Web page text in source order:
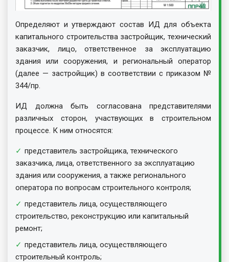
Определяют и утверждают состав ИД для объекта
капитального строительства застройщик, технический
заказчик, лицо, ответственное за эксплуатацию
здания или сооружения, и региональный оператор
(далее — застройщик) в соответствии с приказом №
344/пр.
ИД должна быть согласована представителями
различных сторон, участвующих в строительном
процессе. К ним относятся:
представитель застройщика, технического
заказчика, лица, ответственного за эксплуатацию
здания или сооружения, а также регионального
оператора по вопросам строительного контроля;
представитель лица, осуществляющего
строительство, реконструкцию или капитальный
ремонт;
представитель лица, осуществляющего
строительный контроль;